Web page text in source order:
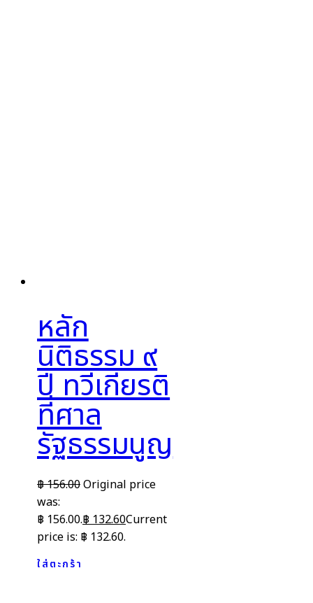
หลัก
นิติธรรม ๙
ปี ทวีเกียรติ
ที่ศาล
รัฐธรรมนูญ
฿156.00Original price
was:
฿ 156.00.฿132.60Current
price is: ฿ 132.60.
ใส่ตะกร้า